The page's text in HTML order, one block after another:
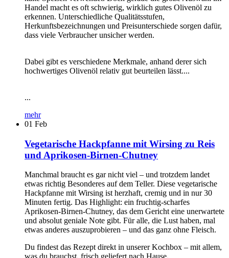
Handel macht es oft schwierig, wirklich gutes Olivenöl zu
erkennen. Unterschiedliche Qualitätsstufen,
Herkunftsbezeichnungen und Preisunterschiede sorgen dafür,
dass viele Verbraucher unsicher werden.
Dabei gibt es verschiedene Merkmale, anhand derer sich
hochwertiges Olivenöl relativ gut beurteilen lässt....
...
mehr
01 Feb
Vegetarische Hackpfanne mit Wirsing zu Reis
und Aprikosen-Birnen-Chutney
Manchmal braucht es gar nicht viel – und trotzdem landet
etwas richtig Besonderes auf dem Teller. Diese vegetarische
Hackpfanne mit Wirsing ist herzhaft, cremig und in nur 30
Minuten fertig. Das Highlight: ein fruchtig-scharfes
Aprikosen-Birnen-Chutney, das dem Gericht eine unerwartete
und absolut geniale Note gibt. Für alle, die Lust haben, mal
etwas anderes auszuprobieren – und das ganz ohne Fleisch.
Du findest das Rezept direkt in unserer Kochbox – mit allem,